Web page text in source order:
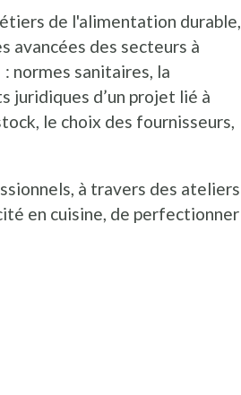
de l'alimentation durable,
avancées des secteurs à
normes sanitaires, la
juridiques d’un projet lié à
le choix des fournisseurs,
à travers des ateliers
en cuisine, de perfectionner